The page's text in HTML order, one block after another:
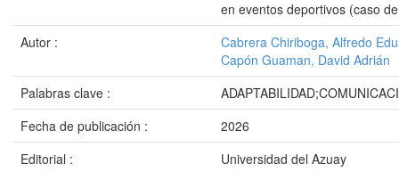
en eventos deportivos (caso
Autor :
Cabrera Chiriboga, Alfredo
Capón Guaman, David Adrián
Palabras clave :
Fecha de publicación :
2026
Editorial :
Universidad del Azuay